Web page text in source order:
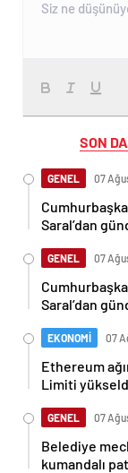
SON
GENEL 07
Saral’dan
GENEL 07
Saral’dan
EKONOMİ 07
Ethereum
Limiti
GENEL 07
Belediye
kumandalı